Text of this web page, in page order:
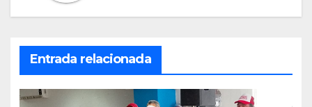
Entrada relacionada